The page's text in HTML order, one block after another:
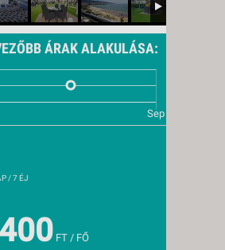
ÁRAK ALAKULÁSA:
/ 7 ÉJ
FT / FŐ